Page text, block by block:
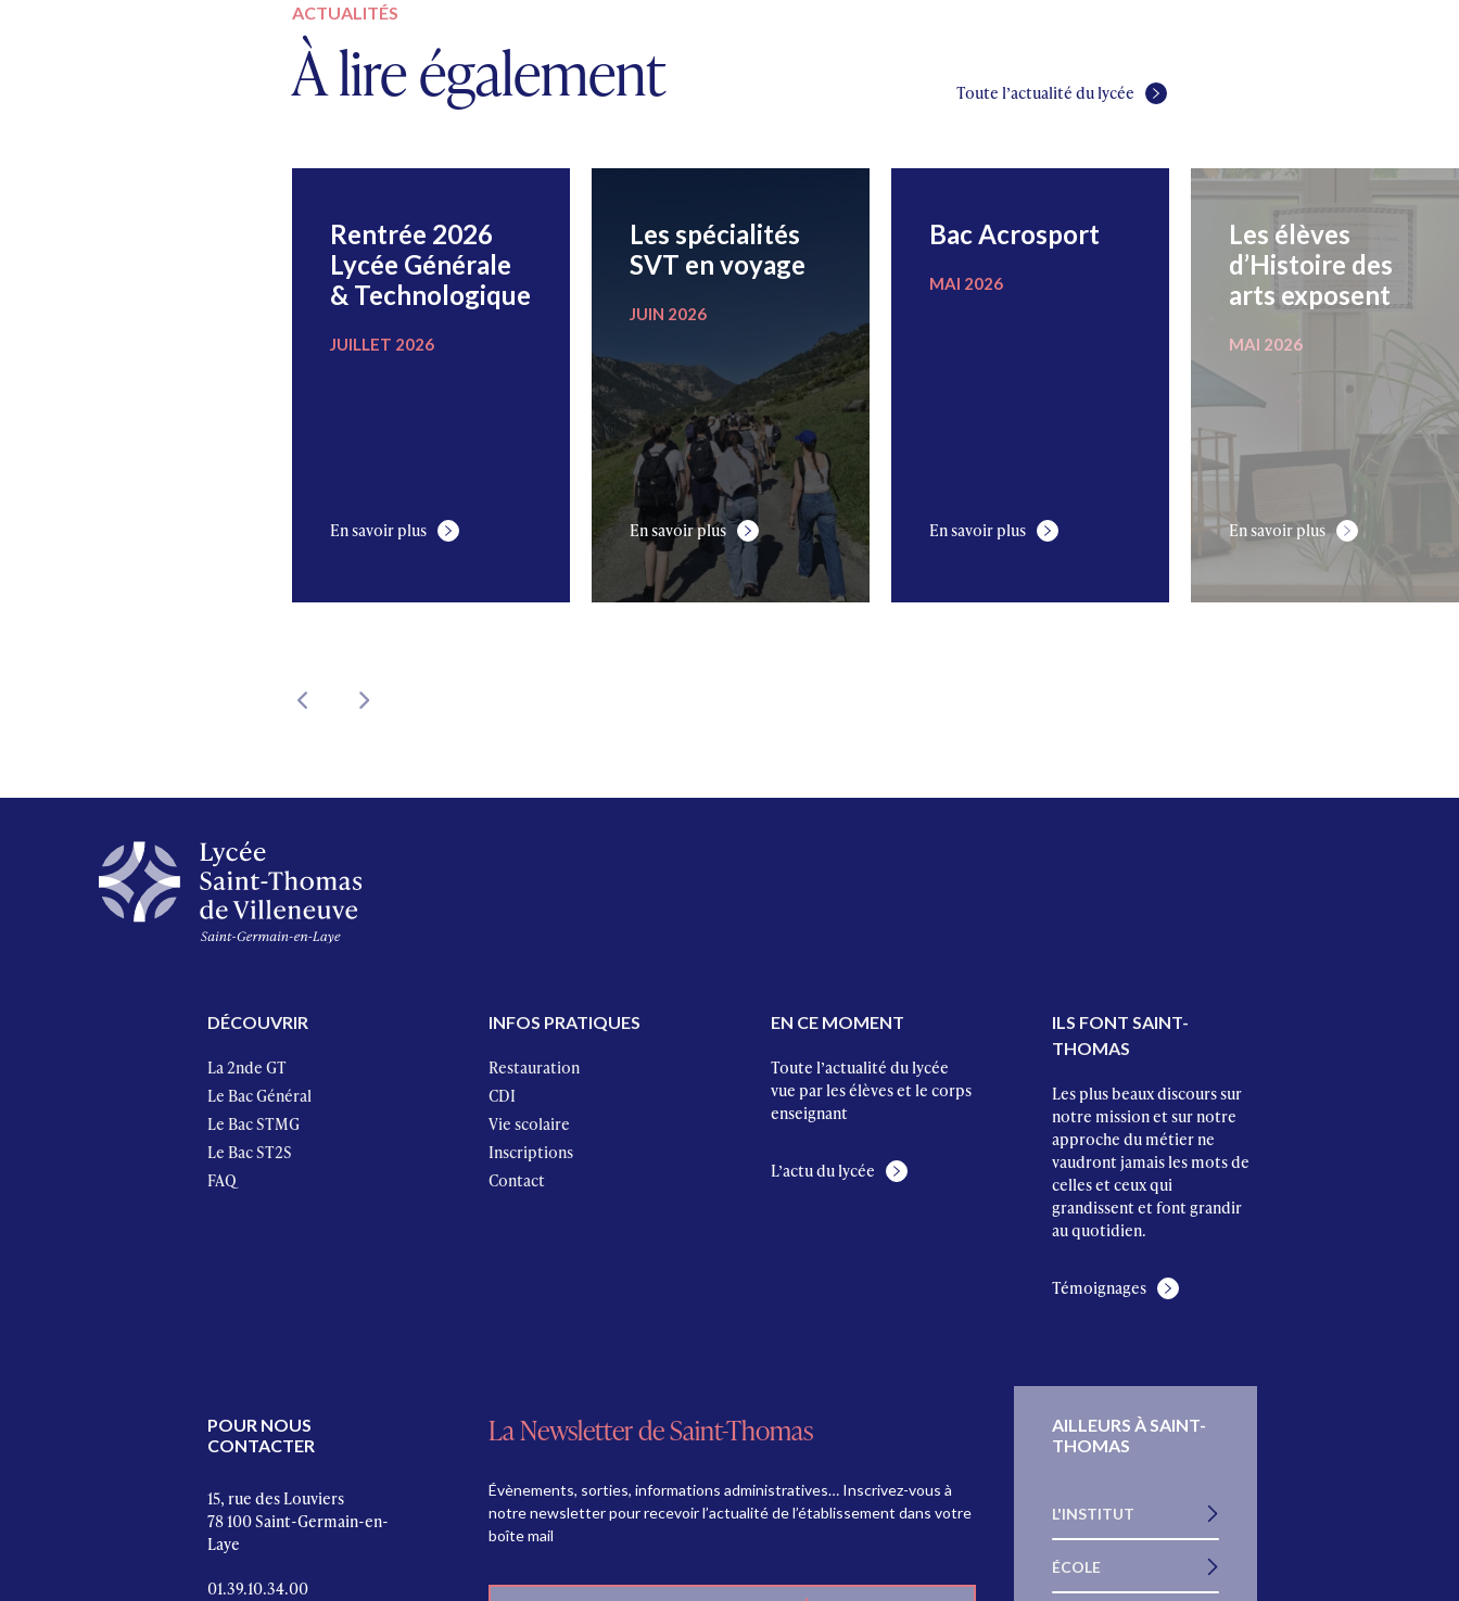
ACTUALITÉS
À lire également Toute l’actualité du lycée
Rentrée 2026
Lycée Générale
& Technologique
JUILLET 2026
En savoir plus
Les spécialités
SVT en voyage
JUIN 2026
En savoir plus
Bac Acrosport
MAI 2026
En savoir plus
Les élèves
d’Histoire des
arts exposent
MAI 2026
En savoir plus
DÉCOUVRIR
La 2nde GT
Le Bac Général
Le Bac STMG
Le Bac ST2S
FAQ
INFOS PRATIQUES
Restauration
CDI
Vie scolaire
Inscriptions
Contact
EN CE MOMENT
Toute l’actualité du lycée
vue par les élèves et le corps
enseignant
L’actu du lycée
ILS FONT SAINT-
THOMAS
Les plus beaux discours sur
notre mission et sur notre
approche du métier ne
vaudront jamais les mots de
celles et ceux qui
grandissent et font grandir
au quotidien.
Témoignages
POUR NOUS
CONTACTER
15, rue des Louviers
78 100 Saint-Germain-en-
Laye
01.39.10.34.00
La Newsletter de Saint-Thomas
Évènements, sorties, informations administratives… Inscrivez-vous à
notre newsletter pour recevoir l’actualité de l’établissement dans votre
boîte mail
AILLEURS À SAINT-
THOMAS
L'INSTITUT
ÉCOLE